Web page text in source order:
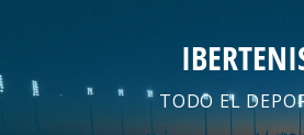
TODO EL